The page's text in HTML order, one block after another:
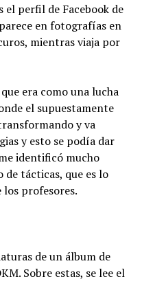
el perfil de Facebook de
en fotografías en
mientras viaja por
era como una lucha
el supuestamente
y va
y esto se podía dar
identificó mucho
tácticas, que es lo
los profesores.
de un álbum de
Sobre estas, se lee el